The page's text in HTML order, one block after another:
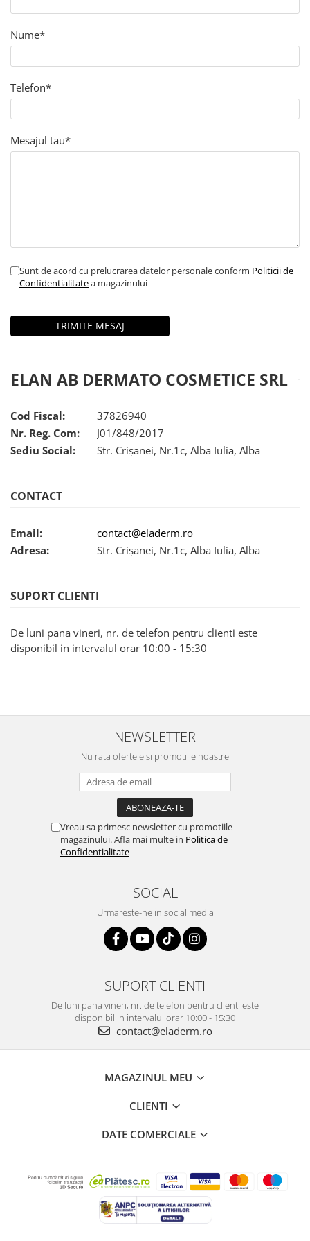
Nume*
Telefon*
Mesajul tau*
Sunt de acord cu prelucrarea datelor personale conform Politicii de
Confidentialitatea magazinului
ELAN AB DERMATO COSMETICE SRL
Cod Fiscal:
37826940
Nr. Reg. Com:
J01/848/2017
Sediu Social:
Str. Crişanei, Nr.1c, Alba Iulia, Alba
CONTACT
Email:
contact@eladerm.ro
Adresa:
Str. Crişanei, Nr.1c, Alba Iulia, Alba
SUPORT CLIENTI
De luni pana vineri, nr. de telefon pentru clienti este
disponibil in intervalul orar 10:00 - 15:30
NEWSLETTER
Nu rata ofertele si promotiile noastre
Vreau sa primesc newsletter cu promotiile
magazinului. Afla mai multe in Politica de
Confidentialitate
SOCIAL
Urmareste-ne in social media
SUPORT CLIENTI
De luni pana vineri, nr. de telefon pentru clienti este
disponibil in intervalul orar 10:00 - 15:30
contact@eladerm.ro
MAGAZINUL MEU
CLIENTI
DATE COMERCIALE